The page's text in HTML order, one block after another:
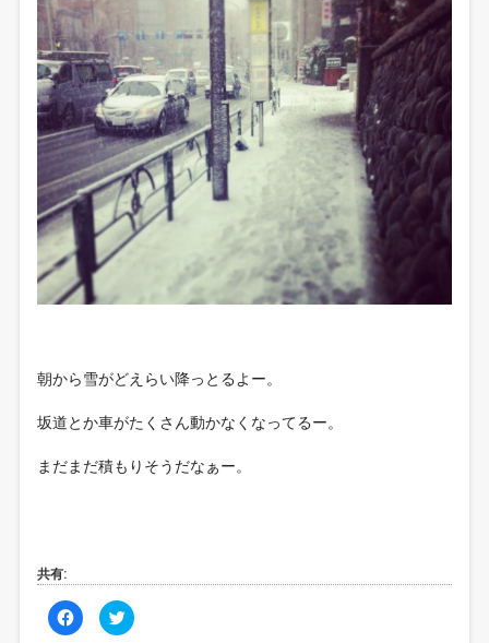
朝から雪がどえらい降っとるよー。
坂道とか車がたくさん動かなくなってるー。
まだまだ積もりそうだなぁー。
共有:
F
a
ク
リ